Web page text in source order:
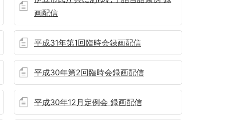
画配信
平成31年第1回臨時会録画配信
平成30年第2回臨時会録画配信
平成30年12月定例会 録画配信